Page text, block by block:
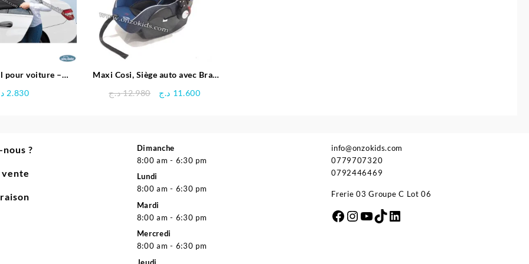
pour voiture –
2.830
Maxi Cosi, Siège auto avec Bras
12.980 د.ج
Le
11.600 د.ج
Le
?
Dimanche
8:00 am - 6:30 pm
Lundi
8:00 am - 6:30 pm
Mardi
8:00 am - 6:30 pm
Mercredi
8:00 am - 6:30 pm
Jeudi
info@onzokids.com
0779707320
0792446469
Frerie 03 Groupe C Lot 06
Facebook
Instagram
YouTube
TikTok
LinkedIn